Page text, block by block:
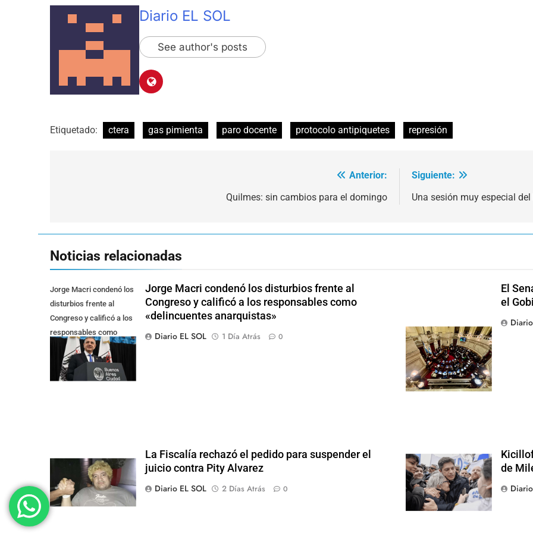
Diario EL SOL
See author's posts
Etiquetado: ctera gas pimienta paro docente protocolo antipiquetes represión
Anterior:
Quilmes: sin cambios para el domingo
Siguiente:
Una sesión muy especial del
Noticias relacionadas
Jorge Macri condenó los
disturbios frente al
Congreso y calificó a los
responsables como
"delincuentes
anarquistas"
Jorge Macri condenó los disturbios frente al
Congreso y calificó a los responsables como
«delincuentes anarquistas»
Diario EL SOL
1 Día Atrás 0
El
el
La Fiscalía rechazó el pedido para suspender el
juicio contra Pity Alvarez
Diario EL SOL
2 Días Atrás 0
de